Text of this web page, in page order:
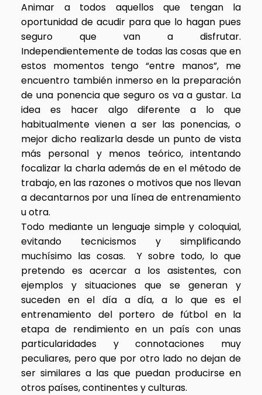
Animar a todos aquellos que tengan la
oportunidad de acudir para que lo hagan pues
seguro que van a disfrutar.
Independientemente de todas las cosas que en
estos momentos tengo “entre manos”, me
encuentro también inmerso en la preparación
de una ponencia que seguro os va a gustar. La
idea es hacer algo diferente a lo que
habitualmente vienen a ser las ponencias, o
mejor dicho realizarla desde un punto de vista
más personal y menos teórico, intentando
focalizar la charla además de en el método de
trabajo, en las razones o motivos que nos llevan
a decantarnos por una línea de entrenamiento
u otra.
Todo mediante un lenguaje simple y coloquial,
evitando tecnicismos y simplificando
muchísimo las cosas. Y sobre todo, lo que
pretendo es acercar a los asistentes, con
ejemplos y situaciones que se generan y
suceden en el día a día, a lo que es el
entrenamiento del portero de fútbol en la
etapa de rendimiento en un país con unas
particularidades y connotaciones muy
peculiares, pero que por otro lado no dejan de
ser similares a las que puedan producirse en
otros países, continentes y culturas.